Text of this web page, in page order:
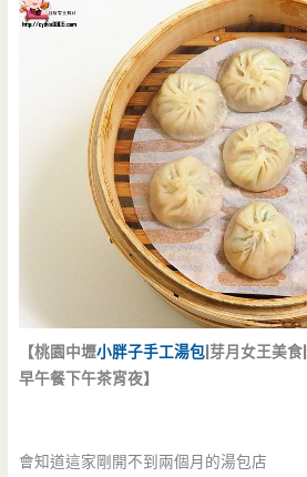
【桃園中壢小胖子手工湯包|芽月女王美食|
早午餐下午茶宵夜】
會知道這家剛開不到兩個月的湯包店